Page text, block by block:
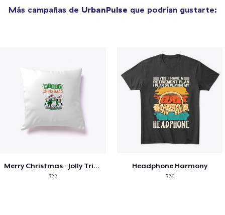
Más campañas de UrbanPulse que podrían gustarte:
Merry Christmas - Jolly Trio Edition
$22
Headphone Harmony
$26